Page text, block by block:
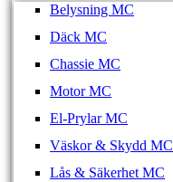
Belysning MC
Däck MC
Chassie MC
Motor MC
El-Prylar MC
Väskor & Skydd MC
Lås & Säkerhet MC